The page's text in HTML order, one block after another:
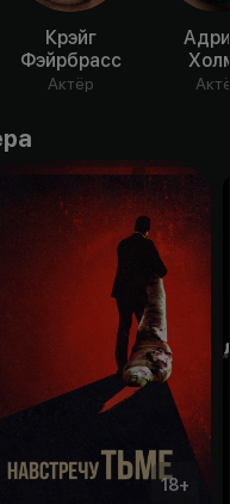
Крэйг
Фэйрбрасс
Актёр
18+